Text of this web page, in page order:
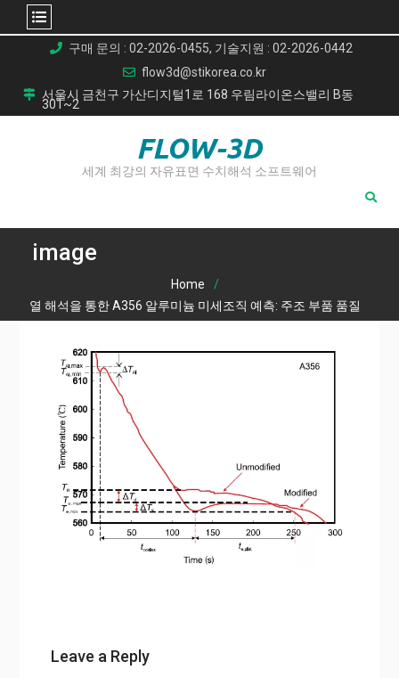
content
구매 문의 : 02-2026-0455, 기술지원 : 02-2026-0442
flow3d@stikorea.co.kr
서울시 금천구 가산디지털1로 168 우림라이온스밸리 B동
301~2
FLOW-3D
세계 최강의 자유표면 수치해석 소프트웨어
image
Home
열 해석을 통한 A356 알루미늄 미세조직 예측: 주조 부품 품질
image
Leave a Reply